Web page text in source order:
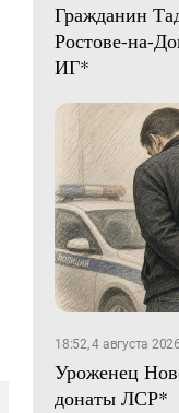
Гражданин
Ростове-на-
ИГ*
18:52, 4 августа 2026
Уроженец
донаты ЛСР*